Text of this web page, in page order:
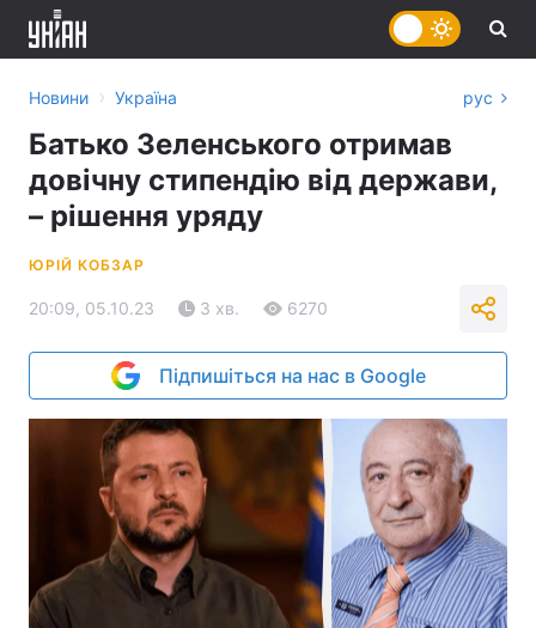
Новини › Україна рус
Батько Зеленського отримав
довічну стипендію від держави,
– рішення уряду
ЮРІЙ КОБЗАР
20:09, 05.10.23 3 хв. 6270
Підпишіться на нас в Google